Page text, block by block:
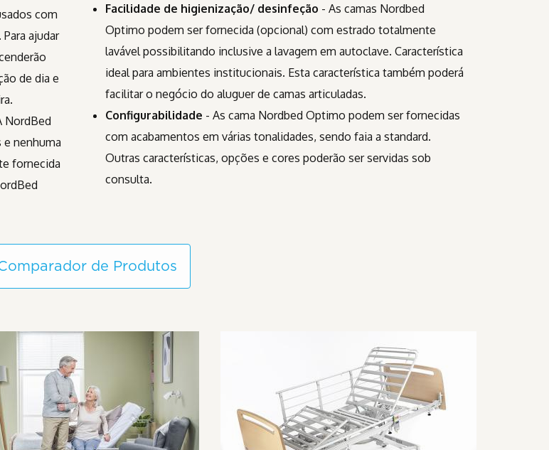
com
ajudar
de dia e
NordBed
nenhuma
fornecida
Facilidade de higienização/ desinfeção - As camas Nordbed
Optimo podem ser fornecida (opcional) com estrado totalmente
lavável possibilitando inclusive a lavagem em autoclave. Característica
ideal para ambientes institucionais. Esta característica também poderá
facilitar o negócio do aluguer de camas articuladas.
Configurabilidade - As cama Nordbed Optimo podem ser fornecidas
com acabamentos em várias tonalidades, sendo faia a standard.
Outras características, opções e cores poderão ser servidas sob
consulta.
de Produtos